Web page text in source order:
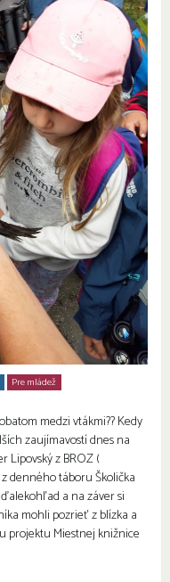
Pre mládež
medzi vtákmi??Kedy
zaujímavostí dnes na
Lipovský z BROZ (
denného táboru Školička
a na záver si
mohli pozrieť z blízka a
projektu Miestnej knižnice